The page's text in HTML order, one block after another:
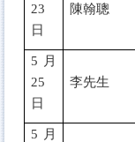
23
日
陳翰聰
5 月
25
日
李先生
5 月